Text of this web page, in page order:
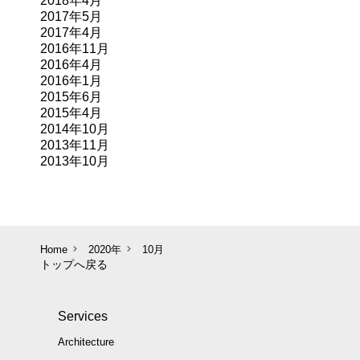
2017年5月
2017年4月
2016年11月
2016年4月
2016年1月
2015年6月
2015年4月
2014年10月
2013年11月
2013年10月
Home 2020年 10月
トップへ戻る
Services
Architecture